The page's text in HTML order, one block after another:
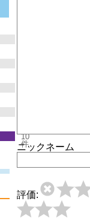
10
件
ニックネーム
評価: